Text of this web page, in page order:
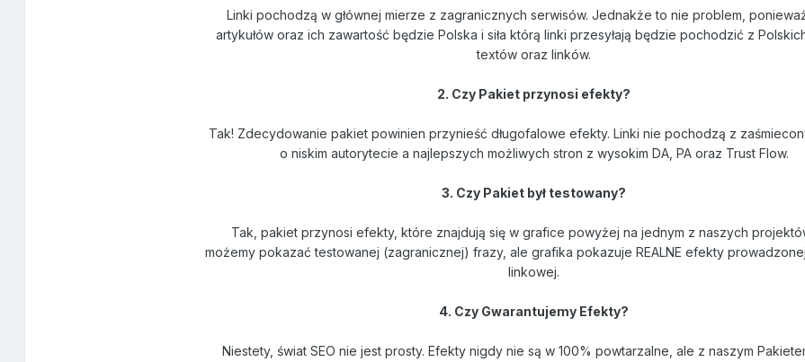
Linki pochodzą w głównej mierze z zagranicznych serwisów. Jednakże to nie problem,
artykułów oraz ich zawartość będzie Polska i siła którą linki przesyłają będzie pochodzić z
textów oraz linków.
2. Czy Pakiet przynosi efekty?
Tak! Zdecydowanie pakiet powinien przynieść długofalowe efekty. Linki nie pochodzą z
o niskim autorytecie a najlepszych możliwych stron z wysokim DA, PA oraz Trust Flow.
3. Czy Pakiet był testowany?
Tak, pakiet przynosi efekty, które znajdują się w grafice powyżej na jednym z naszych
możemy pokazać testowanej (zagranicznej) frazy, ale grafika pokazuje REALNE efekty
linkowej.
4. Czy Gwarantujemy Efekty?
Niestety, świat SEO nie jest prosty. Efekty nigdy nie są w 100% powtarzalne, ale z naszym